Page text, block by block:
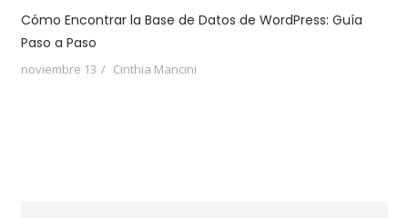
Cómo Encontrar la Base de Datos de WordPress: Guía
Paso a Paso
noviembre 13 Cinthia Mancini